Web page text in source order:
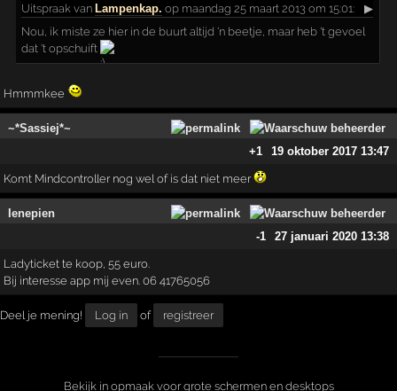
Uitspraak van Lampenkap. op maandag 25 maart 2013 om 15:01:
▶
Nou, ik miste ze hier in de buurt altijd 'n beetje, maar heb 't gevoel
dat 't opschuift
Hmmmkee
~*Sassiej*~
+1
19 oktober 2017 13:47
Komt Mindcontroller nog wel of is dat niet meer
Ienepien
-1
27 januari 2020 13:38
Ladyticket te koop, 55 euro.
Bij interesse app mij even. 06 41765056
Deel je mening! Log in of registreer
Bekijk in opmaak voor grote schermen en desktops